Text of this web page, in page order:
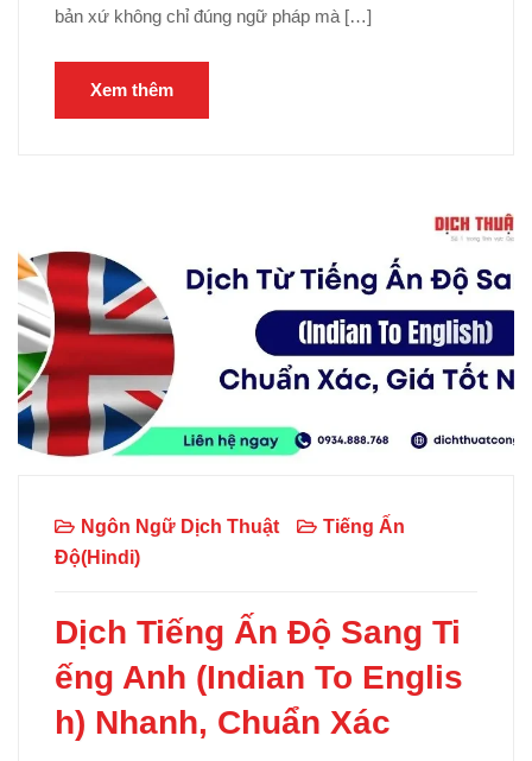
bản xứ không chỉ đúng ngữ pháp mà […]
Xem thêm
Ngôn Ngữ Dịch Thuật
Tiếng Ấn
Độ(Hindi)
Dịch Tiếng Ấn Độ Sang Ti
ếng Anh (Indian To Englis
h) Nhanh, Chuẩn Xác